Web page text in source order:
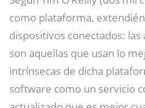
como plataforma,
dispositivos conectados:
son aquellas que usan lo
intrínsecas de dicha
software como un servicio